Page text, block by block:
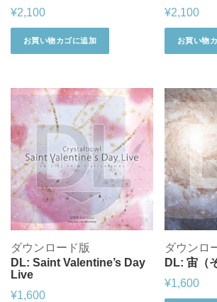
¥2,100
お買い物カゴに追加
¥2,100
お買い物
ダウンロード版
DL: Saint Valentine’s Day
Live
¥1,600
ダウンロ
DL: 宙（
¥1,600